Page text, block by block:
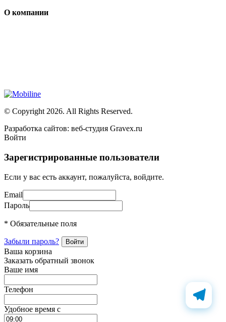
О компании
© Copyright 2026. All Rights Reserved.
Разработка сайтов: веб-студия Gravex.ru
Войти
Зарегистрированные пользователи
Если у вас есть аккаунт, пожалуйста, войдите.
Email
Пароль
* Обязательные поля
Забыли пароль?
Ваша корзина
Заказать обратный звонок
Ваше имя
Телефон
Удобное время c